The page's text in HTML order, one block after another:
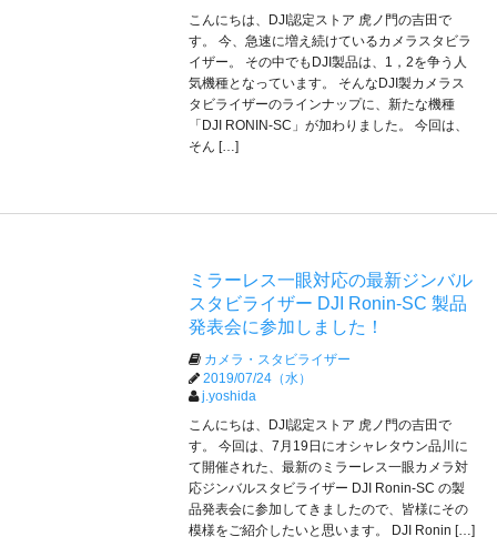
こんにちは、DJI認定ストア 虎ノ門の吉田で
す。 今、急速に増え続けているカメラスタビラ
イザー。 その中でもDJI製品は、1，2を争う人
気機種となっています。 そんなDJI製カメラス
タビライザーのラインナップに、新たな機種
「DJI RONIN-SC」が加わりました。 今回は、
そん […]
ミラーレス一眼対応の最新ジンバル
スタビライザー DJI Ronin-SC 製品
発表会に参加しました！
カメラ・スタビライザー
2019/07/24（水）
j.yoshida
こんにちは、DJI認定ストア 虎ノ門の吉田で
す。 今回は、7月19日にオシャレタウン品川に
て開催された、最新のミラーレス一眼カメラ対
応ジンバルスタビライザー DJI Ronin-SC の製
品発表会に参加してきましたので、皆様にその
模様をご紹介したいと思います。 DJI Ronin […]